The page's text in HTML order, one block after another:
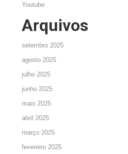
Youtube
Arquivos
setembro 2025
agosto 2025
julho 2025
junho 2025
maio 2025
abril 2025
março 2025
fevereiro 2025